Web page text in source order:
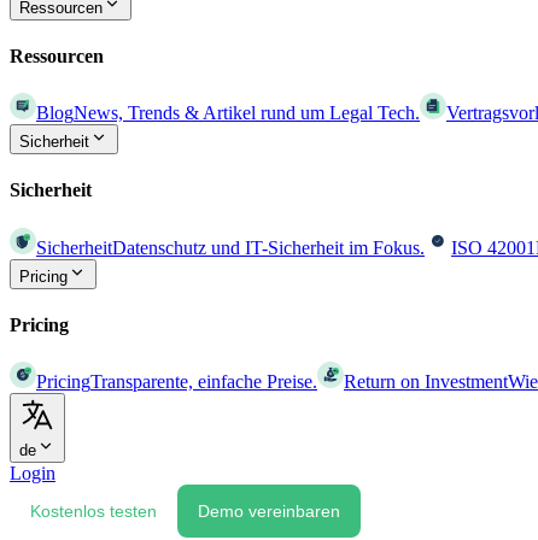
Ressourcen
Ressourcen
BlogNews, Trends & Artikel rund um Legal Tech.
Sicherheit
Sicherheit
SicherheitDatenschutz und IT-Sicherheit im Fokus. ISO 42001
Pricing
Pricing
PricingTransparente, einfache Preise. Return on Investment
de
Login
Kostenlos testen Demo vereinbaren